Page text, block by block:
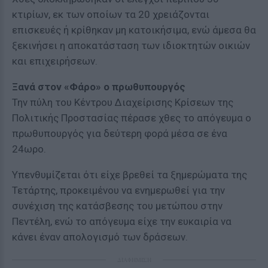
κτιρίων, εκ των οποίων τα 20 χρειάζονται
επισκευές ή κρίθηκαν μη κατοικήσιμα, ενώ άμεσα θα
ξεκινήσει η αποκατάσταση των ιδιοκτητών οικιών
και επιχειρήσεων.
Ξανά στον «Φάρο» ο πρωθυπουργός
Την πύλη του Κέντρου Διαχείρισης Κρίσεων της
Πολιτικής Προστασίας πέρασε χθες το απόγευμα ο
πρωθυπουργός για δεύτερη φορά μέσα σε ένα
24ωρο.
Υπενθυμίζεται ότι είχε βρεθεί τα ξημερώματα της
Τετάρτης, προκειμένου να ενημερωθεί για την
συνέχιση της κατάσβεσης του μετώπου στην
Πεντέλη, ενώ το απόγευμα είχε την ευκαιρία να
κάνει έναν απολογισμό των δράσεων.